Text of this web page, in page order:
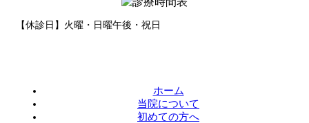
【休診日】火曜・日曜午後・祝日
ホーム
当院について
初めての方へ